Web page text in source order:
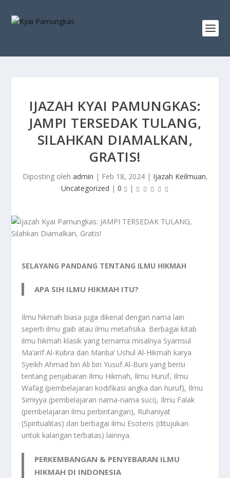
IJAZAH KYAI PAMUNGKAS:
JAMPI TERSEDAK TULANG,
SILAHKAN DIAMALKAN,
GRATIS!
Diposting oleh admin | Feb 18, 2024| Ijazah Keilmuan,
Uncategorized | 0 |
SELAYANG PANDANG TENTANG ILMU HIKMAH
APA SIH ILMU HIKMAH ITU?
Ilmu hikmah biasa juga dikenal dengan nama lain
seperti ilmu gaib atau ilmu metafisika. Berbagai kitab
ilmu hikmah klasik yang ternama misalnya Syamsul
Ma’arif Al-Kubra dan Manba’ Ushul Al-Hikmah karya
Syeikh Ahmad bin Ali bin Yusuf Al-Buni yang berisi
tentang penjabaran Ilmu Hikmah, Ilmu Huruf, Ilmu
Wafag (pembelajaran kodifikasi angka dan huruf), Ilmu
Simiyya (pembelajaran nama-nama suci), Ilmu Falak
(pembelajaran ilmu perbintangan), Ruhaniyat
(Spiritualitas) dan berbagai ilmu Esoteris (ditujukan
untuk kalangan terbatas) lainnya.
PERKEMBANGAN & PENYEBARAN ILMU
HIKMAH DI INDONESIA